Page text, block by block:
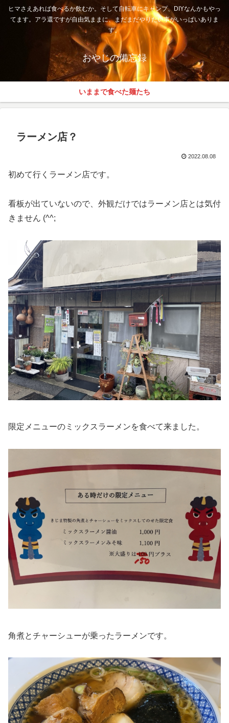
ヒマさえあれば食べるか飲むか。そして自転車にキャンプ、DIYなんかもやっ
てます。アラ還ですが自由気ままに、まだまだやりたい事がいっぱいありま
す。
おやじの備忘録
いままで食べた麺たち
ラーメン店？
2022.08.08
初めて行くラーメン店です。
看板が出ていないので、外観だけではラーメン店とは気付
きません (^^;
限定メニューのミックスラーメンを食べて来ました。
角煮とチャーシューが乗ったラーメンです。